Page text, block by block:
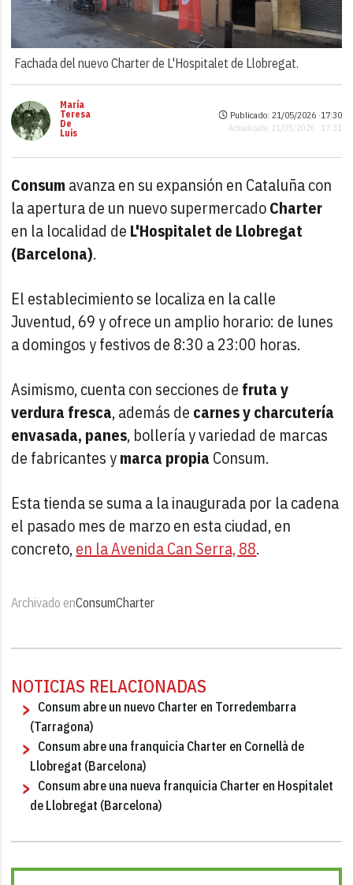
Fachada del nuevo Charter de L'Hospitalet de Llobregat.
María
Teresa
De
Luis
Publicado: 21/05/2026 ·17:30
Actualizado: 21/05/2026 · 17:31
Consum avanza en su expansión en Cataluña con
la apertura de un nuevo supermercadoCharter
en la localidad de L'Hospitalet de Llobregat
(Barcelona).
El establecimiento se localiza en la calle
Juventud, 69 y ofrece un amplio horario: de lunes
a domingos y festivos de 8:30 a 23:00 horas.
Asimismo, cuenta con secciones de fruta y
verdura fresca, además de carnes y charcutería
envasada, panes, bollería y variedad de marcas
de fabricantes ymarca propia Consum.
Esta tienda se suma a la inaugurada por la cadena
el pasado mes de marzo en esta ciudad, en
concreto,en la Avenida Can Serra, 88.
Archivado enConsumCharter
NOTICIAS RELACIONADAS
Consum abre un nuevo Charter en Torredembarra
(Tarragona)
Consum abre una franquicia Charter en Cornellà de
Llobregat (Barcelona)
Consum abre una nueva franquicia Charter en Hospitalet
de Llobregat (Barcelona)